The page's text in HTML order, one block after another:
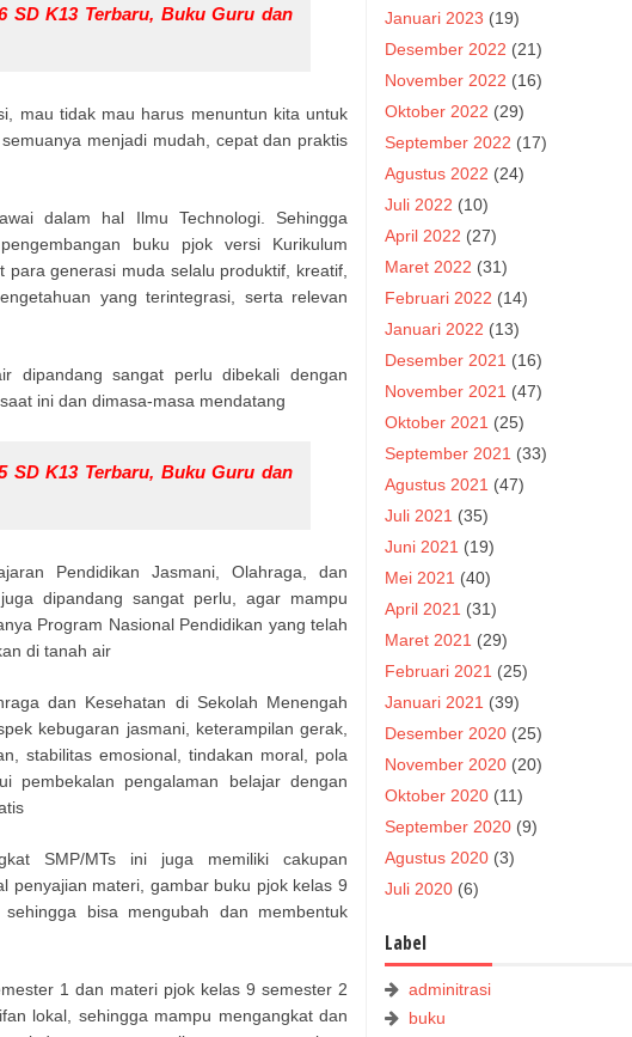
SD K13 Terbaru, Buku Guru dan
mau tidak mau harus menuntun kita untuk
menjadi mudah, cepat dan praktis
dalam hal Ilmu Technologi. Sehingga
buku pjok versi Kurikulum
generasi muda selalu produktif, kreatif,
yang terintegrasi, serta relevan
dipandang sangat perlu dibekali dengan
ini dan dimasa-masa mendatang
SD K13 Terbaru, Buku Guru dan
Pendidikan Jasmani, Olahraga, dan
dipandang sangat perlu, agar mampu
Program Nasional Pendidikan yang telah
di tanah air
dan Kesehatan di Sekolah Menengah
kebugaran jasmani, keterampilan gerak,
stabilitas emosional, tindakan moral, pola
pembekalan pengalaman belajar dengan
SMP/MTs ini juga memiliki cakupan
penyajian materi, gambar buku pjok kelas 9
bisa mengubah dan membentuk
1 dan materi pjok kelas 9 semester 2
lokal, sehingga mampu mengangkat dan
Januari 2023 (19)
Desember 2022 (21)
November 2022 (16)
Oktober 2022 (29)
September 2022 (17)
Agustus 2022 (24)
Juli 2022 (10)
April 2022 (27)
Maret 2022 (31)
Februari 2022 (14)
Januari 2022 (13)
Desember 2021 (16)
November 2021 (47)
Oktober 2021 (25)
September 2021 (33)
Agustus 2021 (47)
Juli 2021 (35)
Juni 2021 (19)
Mei 2021 (40)
April 2021 (31)
Maret 2021 (29)
Februari 2021 (25)
Januari 2021 (39)
Desember 2020 (25)
November 2020 (20)
Oktober 2020 (11)
September 2020 (9)
Agustus 2020 (3)
Juli 2020 (6)
Label
adminitrasi
buku